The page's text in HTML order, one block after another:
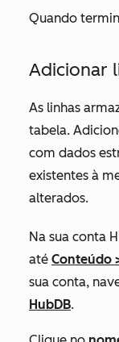
Quando
Adicionar
As linhas
tabela.
com dados
existentes à
alterados.
Na sua conta
até Conteúdo
sua conta,
HubDB.